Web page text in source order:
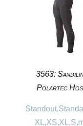
3563:
Polartec